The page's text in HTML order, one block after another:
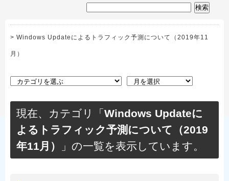
> Windows Updateによるトラフィック予測について（2019年11
月）
現在、カテゴリ「 Windows Updateに
よるトラフィック予測について（2019
年11月）
」の一覧を表示しています。